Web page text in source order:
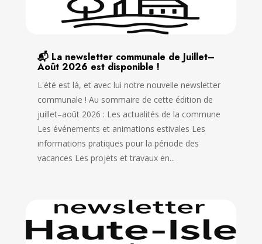
📬 La newsletter communale de Juillet–
Août 2026 est disponible !
L'été est là, et avec lui notre nouvelle newsletter
communale ! Au sommaire de cette édition de
juillet–août 2026 : Les actualités de la commune
Les événements et animations estivales Les
informations pratiques pour la période des
vacances Les projets et travaux en...